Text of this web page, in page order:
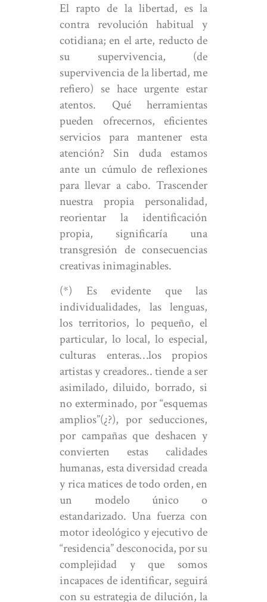
El rapto de la libertad, es la
contra revolución habitual y
cotidiana; en el arte, reducto de
su supervivencia, (de
supervivencia de la libertad, me
refiero) se hace urgente estar
atentos. Qué herramientas
pueden ofrecernos, eficientes
servicios para mantener esta
atención? Sin duda estamos
ante un cúmulo de reflexiones
para llevar a cabo. Trascender
nuestra propia personalidad,
reorientar la identificación
propia, significaría una
transgresión de consecuencias
creativas inimaginables.
(*) Es evidente que las
individualidades, las lenguas,
los territorios, lo pequeño, el
particular, lo local, lo especial,
culturas enteras…los propios
artistas y creadores.. tiende a ser
asimilado, diluido, borrado, si
no exterminado, por “esquemas
amplios”(¿?), por seducciones,
por campañas que deshacen y
convierten estas calidades
humanas, esta diversidad creada
y rica matices de todo orden, en
un modelo único o
estandarizado. Una fuerza con
motor ideológico y ejecutivo de
“residencia” desconocida, por su
complejidad y que somos
incapaces de identificar, seguirá
con su estrategia de dilución, la